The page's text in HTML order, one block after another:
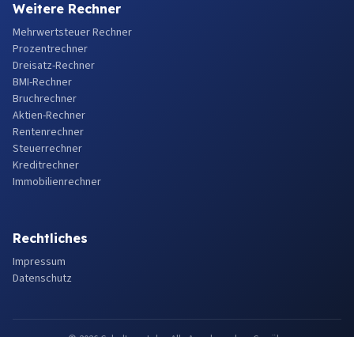
Weitere Rechner
Mehrwertsteuer Rechner
Prozentrechner
Dreisatz-Rechner
BMI-Rechner
Bruchrechner
Aktien-Rechner
Rentenrechner
Steuerrechner
Kreditrechner
Immobilienrechner
Rechtliches
Impressum
Datenschutz